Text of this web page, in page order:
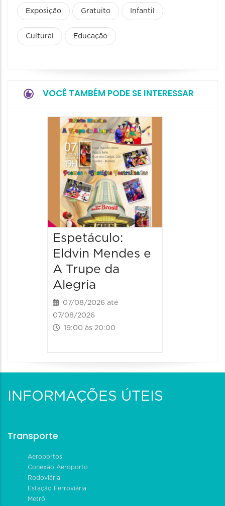
Exposição Gratuito Infantil
Cultural Educação
VOCÊ TAMBÉM PODE SE INTERESSAR
Espetáculo:
Eldvin Mendes e
A Trupe da
Alegria
07/08/2026 até
07/08/2026
19:00 às 20:00
INFORMAÇÕES ÚTEIS
Transporte
Aeroportos
Conexão Aeroporto
Rodoviária
Estação Ferroviária
Metrô